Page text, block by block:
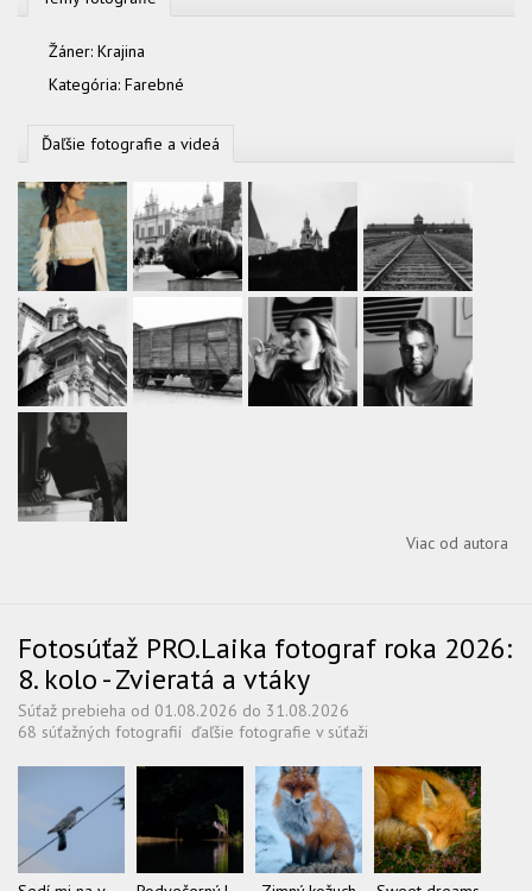
Žáner: Krajina
Kategória: Farebné
Ďaľšie fotografie a videá
Viac od autora
Fotosúťaž PRO.Laika fotograf roka 2026:
8. kolo - Zvieratá a vtáky
Súťaž prebieha od 01.08.2026 do 31.08.2026
68 súťažných fotografií ďaľšie fotografie v súťaži